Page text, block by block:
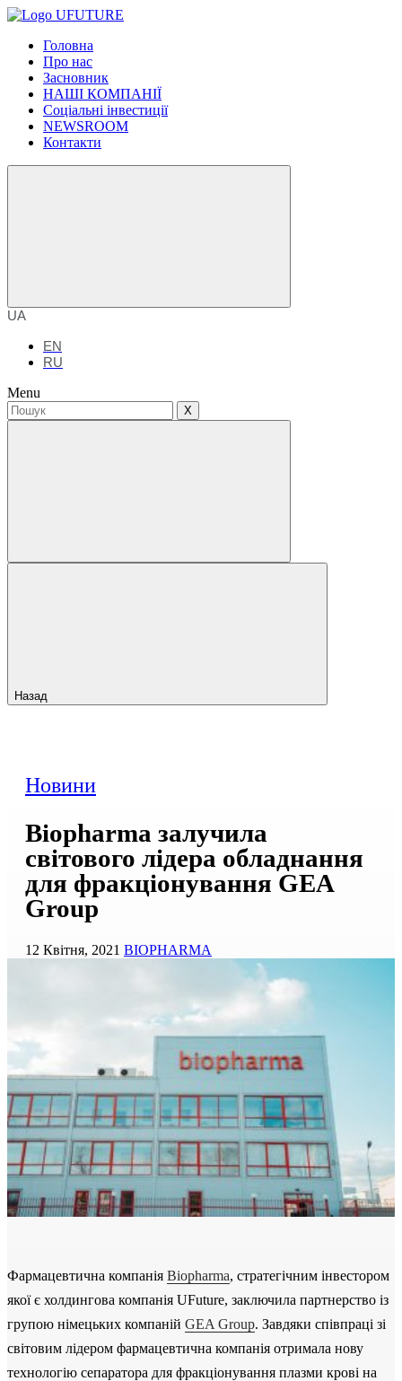
Головна
Про нас
Засновник
НАШІ КОМПАНІЇ
Соціальні інвестиції
NEWSROOM
Контакти
UA
EN
RU
Menu
X
Назад
Новини
Biopharma залучила
світового лідера обладнання
для фракціонування GEA
Group
12 Квітня, 2021 BIOPHARMA
Фармацевтична компанія Biopharma, стратегічним інвестором
якої є холдингова компанія UFuture, заключила партнерство із
групою німецьких компаній GEA Group. Завдяки співпраці зі
світовим лідером фармацевтична компанія отримала нову
технологію сепаратора для фракціонування плазми крові на